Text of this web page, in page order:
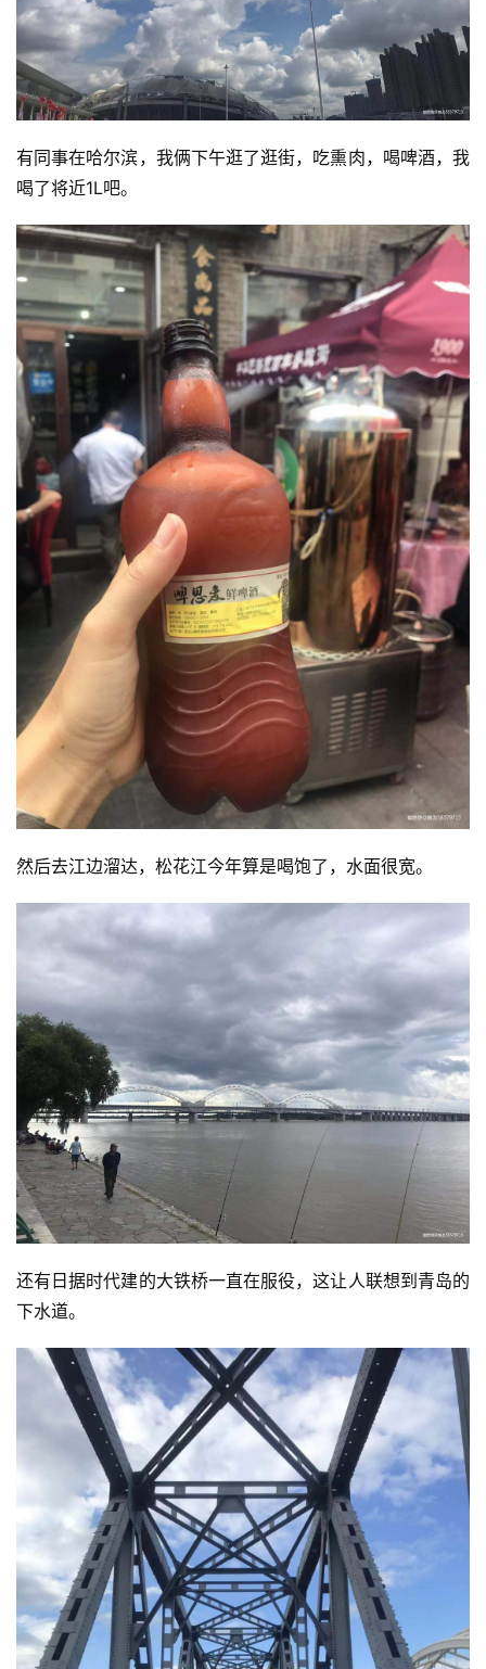
有同事在哈尔滨，我俩下午逛了逛街，吃熏肉，喝啤酒，我
喝了将近1L吧。
然后去江边溜达，松花江今年算是喝饱了，水面很宽。
还有日据时代建的大铁桥一直在服役，这让人联想到青岛的
下水道。